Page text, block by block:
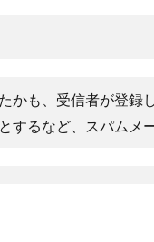
かも、受信者が登録
するなど、スパムメ